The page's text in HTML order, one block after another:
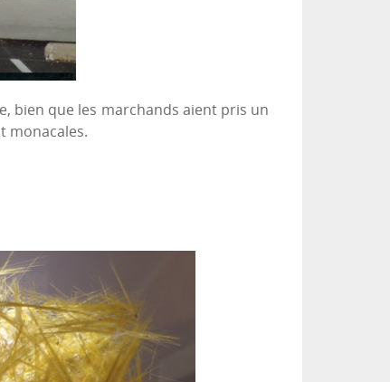
bien que les marchands aient pris un
monacales.